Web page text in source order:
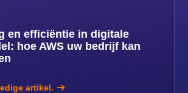
en efficiëntie in digitale
hoe AWS uw bedrijf kan
artikel.